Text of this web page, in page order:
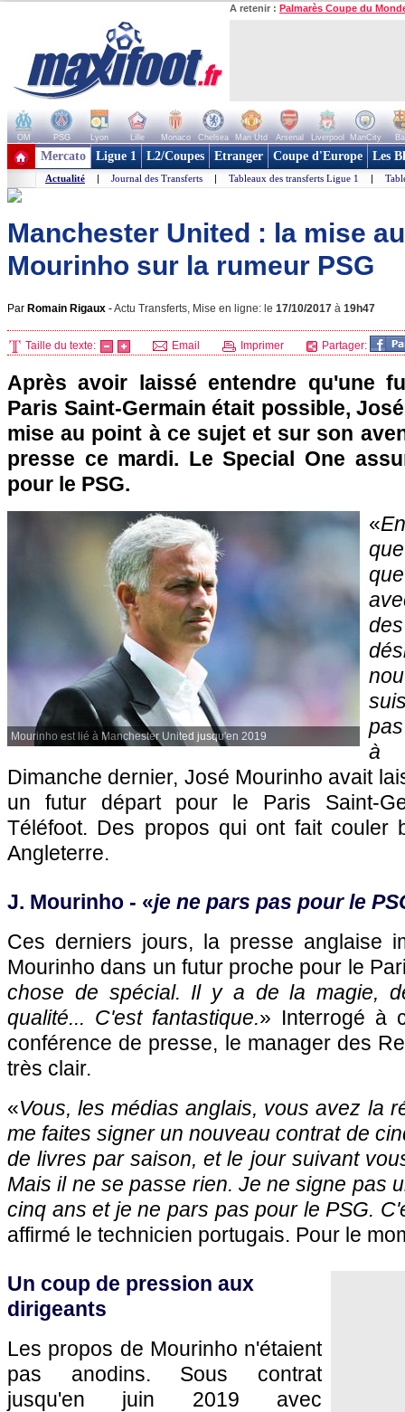
A retenir : Palmarès Coupe du
OM PSG Lyon Lille Monaco Chelsea Man Utd Arsenal Liverpool ManCity
+ de clubs
Mercato Ligue 1 L2/Coupes Etranger Coupe d'Europe Les
Actualité | Journal des Transferts | Tableaux des transferts Ligue 1 |
Manchester United : la mise
Mourinho sur la rumeur PSG
Par Romain Rigaux -Actu Transferts, Mise en ligne: le 17/10/2017 à 19h47
Taille du texte: Email Imprimer Partager:
Après avoir laissé entendre qu'une
Paris Saint-Germain était possible,
mise au point à ce sujet et sur son
presse ce mardi. Le Special One
pour le PSG.
Mourinho est lié à Manchester United jusqu'en 2019
«
à
Dimanche dernier, José Mourinho avait
un futur départ pour le Paris Saint-
Téléfoot. Des propos qui ont fait couler
Angleterre.
J. Mourinho - «je ne pars pas pour le
Ces derniers jours, la presse anglaise
Mourinho dans un futur proche pour le
chose de spécial. Il y a de la magie,
qualité... C'est fantastique.» Interrogé à
conférence de presse, le manager des
très clair.
«Vous, les médias anglais, vous avez la
me faites signer un nouveau contrat de
de livres par saison, et le jour suivant
Mais il ne se passe rien. Je ne signe pas
cinq ans et je ne pars pas pour le PSG.
affirmé le technicien portugais. Pour le
Un coup de pression aux
dirigeants
Les propos de Mourinho n'étaient
pas anodins. Sous contrat
jusqu'en juin 2019 avec